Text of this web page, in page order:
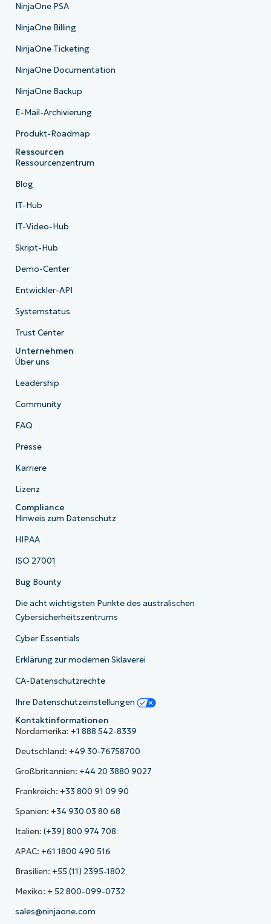
NinjaOne PSA
NinjaOne Billing
NinjaOne Ticketing
NinjaOne Documentation
NinjaOne Backup
E-Mail-Archivierung
Produkt-Roadmap
Ressourcen
Ressourcenzentrum
Blog
IT-Hub
IT-Video-Hub
Skript-Hub
Demo-Center
Entwickler-API
Systemstatus
Trust Center
Unternehmen
Über uns
Leadership
Community
FAQ
Presse
Karriere
Lizenz
Compliance
Hinweis zum Datenschutz
HIPAA
ISO 27001
Bug Bounty
Die acht wichtigsten Punkte des australischen
Cybersicherheitszentrums
Cyber Essentials
Erklärung zur modernen Sklaverei
CA-Datenschutzrechte
Ihre Datenschutzeinstellungen
Kontaktinformationen
Nordamerika: +1 888 542-8339
Deutschland: +49 30-76758700
Großbritannien: +44 20 3880 9027
Frankreich: +33 800 91 09 90
Spanien: +34 930 03 80 68
Italien: (+39) 800 974 708
APAC: +61 1800 490 516
Brasilien: +55 (11) 2395-1802
Mexiko: + 52 800-099-0732
sales@ninjaone.com